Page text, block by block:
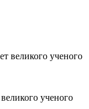
ученого